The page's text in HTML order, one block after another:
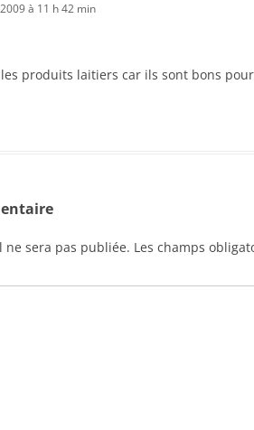
à 11 h 42 min
les produits laitiers car ils sont bons
ne sera pas publiée. Les champs